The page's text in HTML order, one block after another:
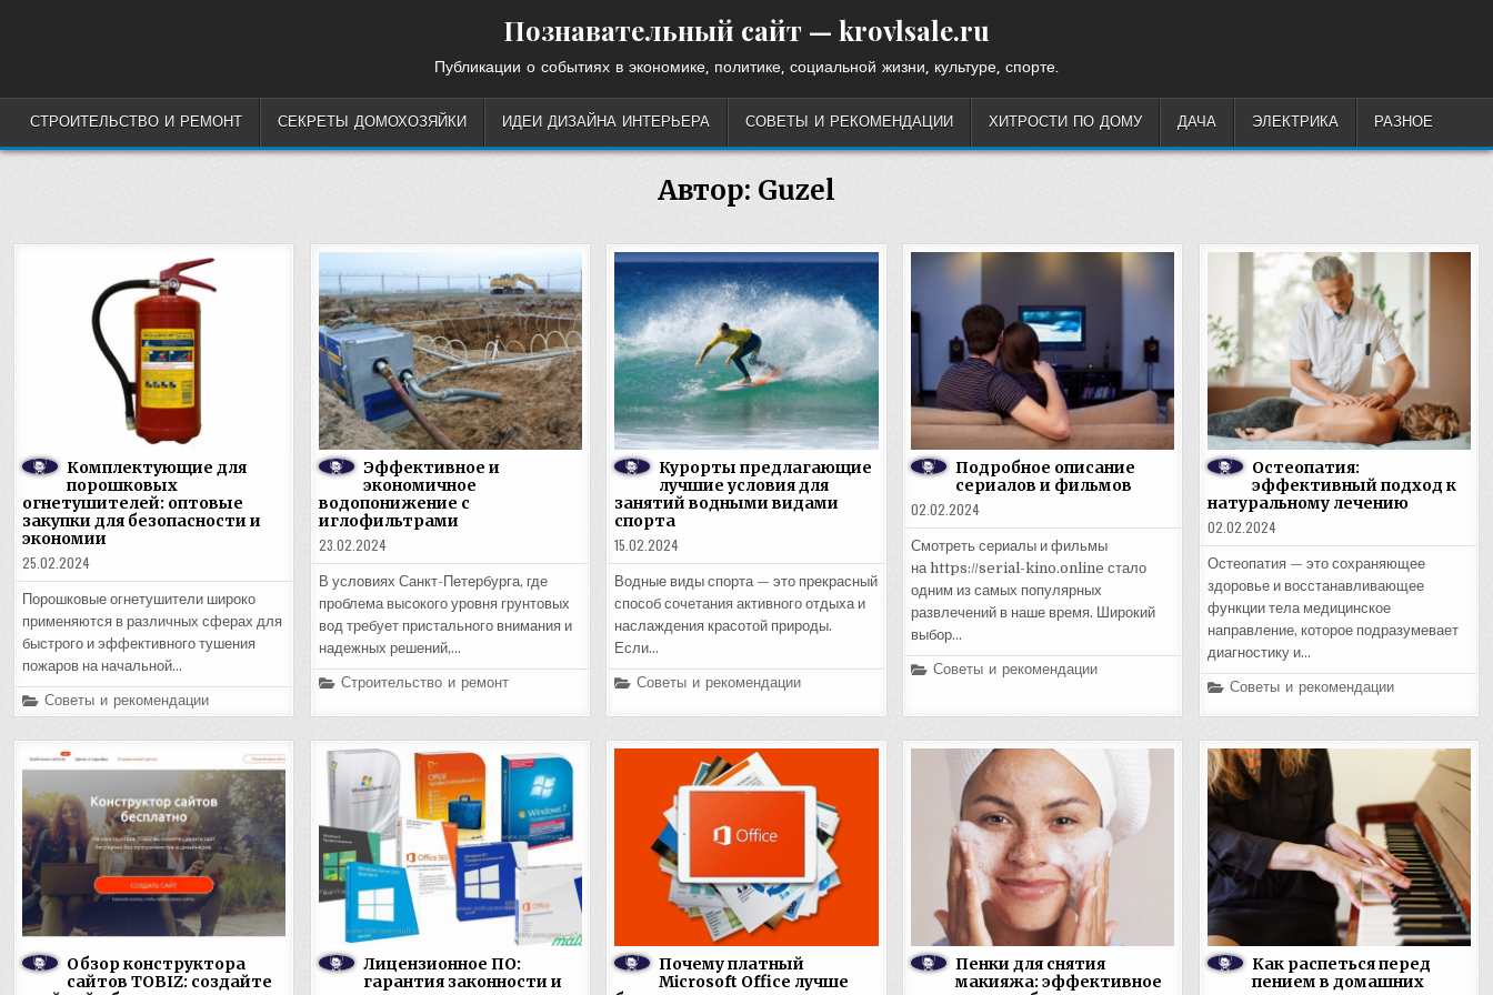
Познавательный сайт — krovlsale.ru
Публикации о событиях в экономике, политике, социальной жизни, культуре, спорте.
СТРОИТЕЛЬСТВО И РЕМОНТ СЕКРЕТЫ ДОМОХОЗЯЙКИ ИДЕИ ДИЗАЙНА ИНТЕРЬЕРА СОВЕТЫ И РЕКОМЕНДАЦИИ ХИТРОСТИ ПО ДОМУ ДАЧА ЭЛЕКТРИКА РАЗНОЕ
Автор: Guzel
Комплектующие для
порошковых
огнетушителей: оптовые
закупки для безопасности и
экономии
25.02.2024
Порошковые огнетушители широко
применяются в различных сферах для
быстрого и эффективного тушения
пожаров на начальной…
Posted
in
Советы и рекомендации
Эффективное и
экономичное
водопонижение с
иглофильтрами
23.02.2024
В условиях Санкт-Петербурга, где
проблема высокого уровня грунтовых
вод требует пристального внимания и
надежных решений,…
Posted
Строительство и ремонт
Курорты предлагающие
лучшие условия для
занятий водными видами
спорта
15.02.2024
Водные виды спорта — это прекрасный
способ сочетания активного отдыха и
наслаждения красотой природы.
Если…
Posted
Советы и рекомендации
Подробное описание
сериалов и фильмов
02.02.2024
Смотреть сериалы и фильмы
на https://serial-kino.online стало
одним из самых популярных
развлечений в наше время. Широкий
выбор…
Posted
Советы и рекомендации
Остеопатия:
эффективный подход к
натуральному лечению
02.02.2024
Остеопатия — это сохраняющее
здоровье и восстанавливающее
функции тела медицинское
направление, которое подразумевает
диагностику и…
Posted
Советы и рекомендации
Обзор конструктора
сайтов TOBIZ: создайте
Лицензионное ПО:
гарантия законности и
Почему платный
Microsoft Office лучше
Пенки для снятия
макияжа: эффективное
Как распеться перед
пением в домашних